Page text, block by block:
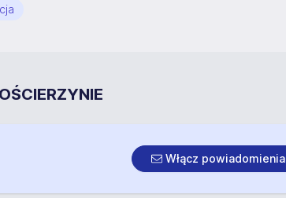
Włącz powiadomienia